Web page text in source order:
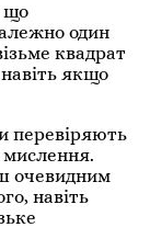
що
один
квадрат
якщо
перевіряють
мислення.
очевидним
навіть